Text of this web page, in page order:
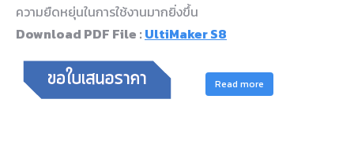
ความยืดหยุ่นในการใช้งานมากยิ่งขึ้น
Download PDF File : UltiMaker S8
Read more